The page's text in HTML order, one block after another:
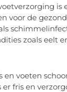
voor de
zoals eelt
voeten
fris en